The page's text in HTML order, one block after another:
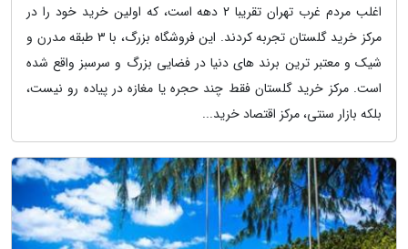
اغلب مردم غرب تهران تقریبا 2 دهه است، که اولین خرید خود را در
مرکز خرید گلستان تجربه کردند. این فروشگاه بزرگ، با 3 طبقه مدرن و
شیک و معتبر ترین برند های دنیا در فضایی بزرگ و سرسبز واقع شده
است. مرکز خرید گلستان فقط چند حجره یا مغازه در پیاده رو نیست،
بلکه بازار سنتی، مرکز اقتصاد خرید...